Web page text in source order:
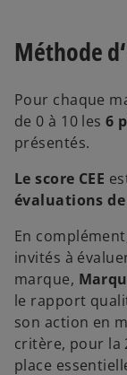
Méthode
Pour chaque
de 0 à 10 les6
présentés.
Le score CEE
évaluations
En
invités à
marque,
le rapport
son action en
critère, pour la
place